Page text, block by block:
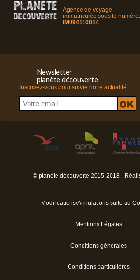
Agence de voyage
immatriculée sous le numéro:
IM094110014
Newsletter
planète découverte
Inscrivez-vous pour suivre notre actualité
© planète découverte 2015-2018 -
Modifications/Annulations suite au
Mentions Légales
Conditions générales
Conditions particulières